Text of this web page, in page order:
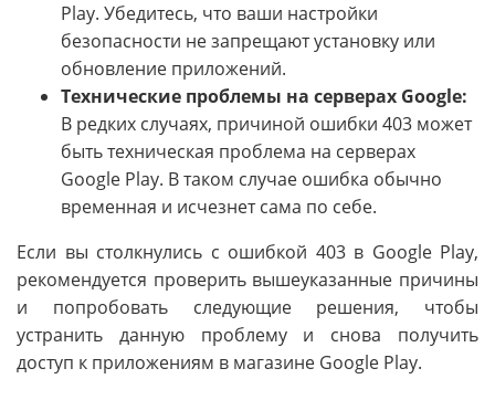
Play. Убедитесь, что ваши настройки
безопасности не запрещают установку или
обновление приложений.
Технические проблемы на серверах Google:
В редких случаях, причиной ошибки 403 может
быть техническая проблема на серверах
Google Play. В таком случае ошибка обычно
временная и исчезнет сама по себе.
Если вы столкнулись с ошибкой 403 в Google Play,
рекомендуется проверить вышеуказанные причины
и попробовать следующие решения, чтобы
устранить данную проблему и снова получить
доступ к приложениям в магазине Google Play.